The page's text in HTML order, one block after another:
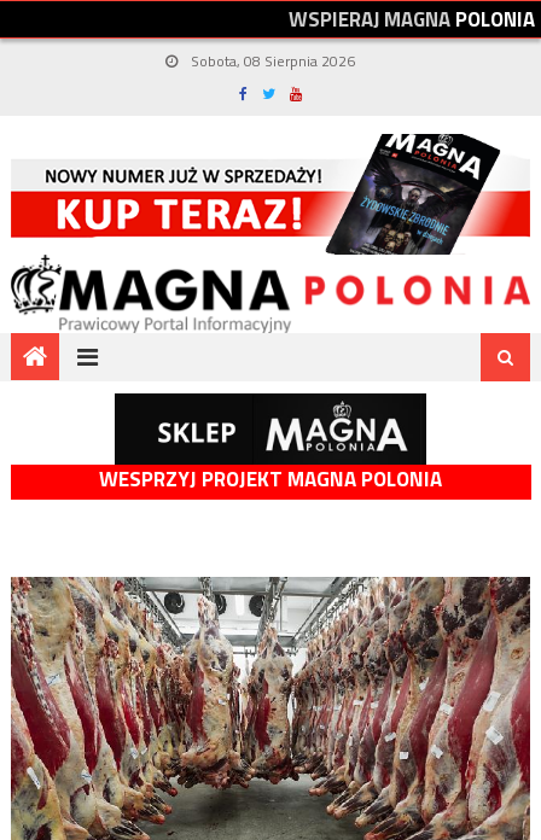
WSPIERAJMAGNAPOLONIA
Sobota, 08 Sierpnia 2026
WESPRZYJ PROJEKT MAGNA POLONIA